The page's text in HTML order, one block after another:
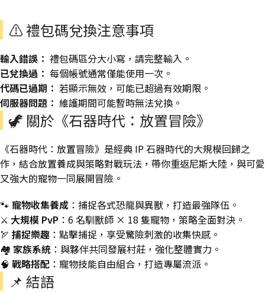
⚠️ 禮包碼兌換注意事項
輸入錯誤： 禮包碼區分大小寫，請完整輸入。
已兌換過： 每個帳號通常僅能使用一次。
代碼已過期： 若顯示無效，可能已超過有效期限。
伺服器問題： 維護期間可能暫時無法兌換。
🦖 關於《石器時代：放置冒險》
《石器時代：放置冒險》是經典 IP 石器時代的大規模回歸之
作，結合放置養成與策略對戰玩法，帶你重返尼斯大陸，與可愛
又強大的寵物一同展開冒險。
🐾 寵物收集養成 ：捕捉各式恐龍與異獸，打造最強隊伍。
⚔️ 大規模 PvP ：6 名馴獸師 × 18 隻寵物，策略全面對決。
🏹 捕捉樂趣 ：點擊捕捉，享受驚險刺激的收集快感。
🏘️ 家族系統 ：與夥伴共同發展村莊，強化整體實力。
🧠 戰略搭配 ：寵物技能自由組合，打造專屬流派。
📌 結語